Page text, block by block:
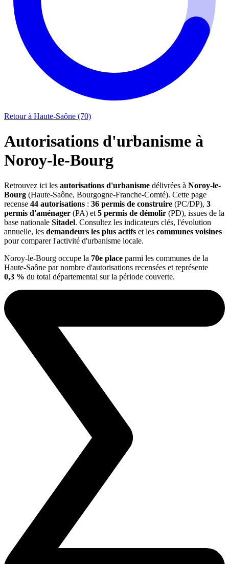
Retour à Haute-Saône (70)
Autorisations d'urbanisme à
Noroy-le-Bourg
Retrouvez ici les autorisations d'urbanisme délivrées à Noroy-le-
Bourg (Haute-Saône, Bourgogne-Franche-Comté). Cette page
recense 44 autorisations : 36 permis de construire (PC/DP), 3
permis d'aménager (PA) et 5 permis de démolir (PD), issues de la
base nationale Sitadel. Consultez les indicateurs clés, l'évolution
annuelle, les demandeurs les plus actifs et les communes voisines
pour comparer l'activité d'urbanisme locale.
Noroy-le-Bourg occupe la 70e place parmi les communes de la
Haute-Saône par nombre d'autorisations recensées et représente
0,3 % du total départemental sur la période couverte.